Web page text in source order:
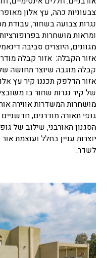
צבעוניות כהה, עץ אלון
נגרות צבועה בשחור, עבודת
ומראות מושחרות
מגוונים, היוצרים סביבה
אזור הקבלה: אזור קבלה
קבלה מוגבה שיוצר תחושה
אזור הדלפק תכננו קיר עץ
של קיר נגרות שחור בו
מושחרות המשדרות אווירה
גופי תאורה מודרנים,
הסגנון האורבני, שילוב של
יוצרות עניין בחלל ועוצמת
לשדר.